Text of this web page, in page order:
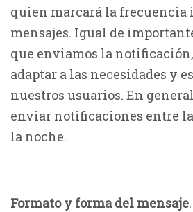
quien marcará la frecuencia
mensajes. Igual de
que enviamos la
adaptar a las necesidades y
nuestros usuarios. En
enviar notificaciones entre
la noche.
Formato y forma del mensaje